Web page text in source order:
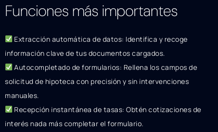
Funciones más importantes
Extracción automática de datos: Identifica y recoge
información clave de tus documentos cargados.
Autocompletado de formularios: Rellena los campos de
solicitud de hipoteca con precisión y sin intervenciones
manuales.
Recepción instantánea de tasas: Obtén cotizaciones de
interés nada más completar el formulario.